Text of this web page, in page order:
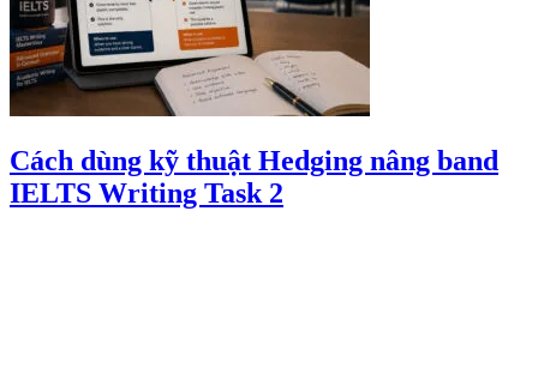
Cách dùng kỹ thuật Hedging nâng band
IELTS Writing Task 2